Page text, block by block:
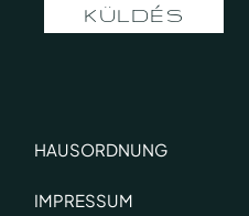
KÜLDÉS
HAUSORDNUNG
IMPRESSUM